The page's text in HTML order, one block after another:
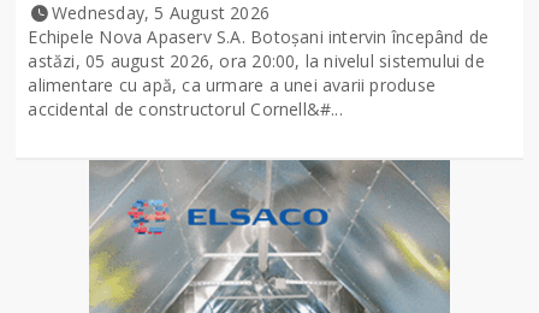
Wednesday, 5 August 2026
Echipele Nova Apaserv S.A. Botoșani intervin începând de
astăzi, 05 august 2026, ora 20:00, la nivelul sistemului de
alimentare cu apă, ca urmare a unei avarii produse
accidental de constructorul Cornell&#...